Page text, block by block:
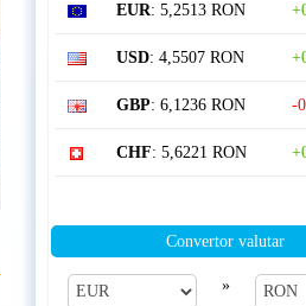
EUR: 5,2513 RON
USD: 4,5507 RON
GBP: 6,1236 RON -
CHF: 5,6221 RON
Convertor valutar
»